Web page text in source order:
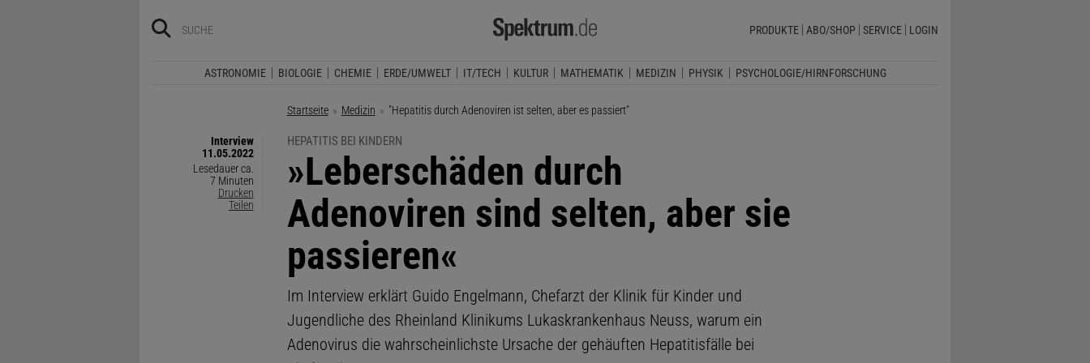
PRODUKTE ABO/SHOP SERVICE LOGIN
ASTRONOMIE BIOLOGIE CHEMIE ERDE/UMWELT IT/TECH KULTUR MATHEMATIK MEDIZIN PHYSIK PSYCHOLOGIE/HIRNFORSCHUNG
Startseite Medizin Aktuelle Seite:
"Hepatitis durch Adenoviren ist selten, aber es passiert"
Interview
11.05.2022
Lesedauer ca.
7 Minuten
Drucken
Teilen
HEPATITIS BEI KINDERN
:
»Leberschäden durch
Adenoviren sind selten, aber sie
passieren«
Im Interview erklärt Guido Engelmann, Chefarzt der Klinik für Kinder und
Jugendliche des Rheinland Klinikums Lukaskrankenhaus Neuss, warum ein
Adenovirus die wahrscheinlichste Ursache der gehäuften Hepatitisfälle bei